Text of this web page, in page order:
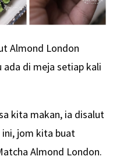
Almond London
ada di meja setiap kali
kita makan, ia disalut
jom kita buat
Almond London.